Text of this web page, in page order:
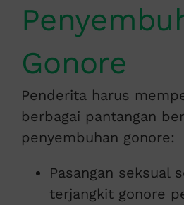
Gonore
Penderita harus
berbagai pantangan
penyembuhan gonore:
Pasangan seksual
terjangkit gonore